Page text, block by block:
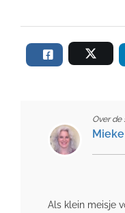
Over de
Als klein meisje